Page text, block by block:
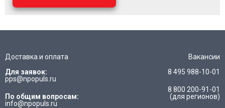
Доставка и оплата
Вакансии
Для заявок:
pps@npopuls.ru
По общим вопросам:
info@npopuls.ru
8 495 988-10-01
8 800 200-91-01
(для регионов)